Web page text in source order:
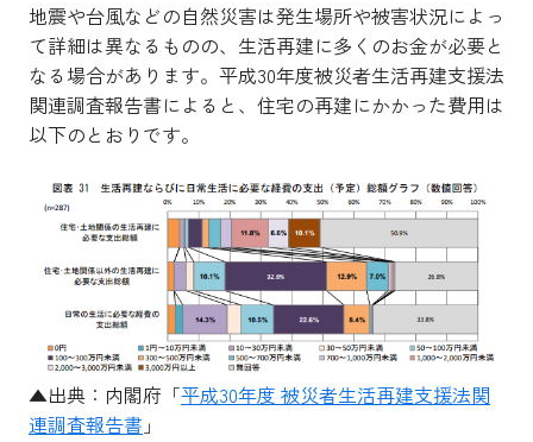
地震や台風などの自然災害は発生場所や被害状況によっ
て詳細は異なるものの、生活再建に多くのお金が必要と
なる場合があります。平成30年度被災者生活再建支援法
関連調査報告書によると、住宅の再建にかかった費用は
以下のとおりです。
▲出典：内閣府「平成30年度 被災者生活再建支援法関
連調査報告書 」